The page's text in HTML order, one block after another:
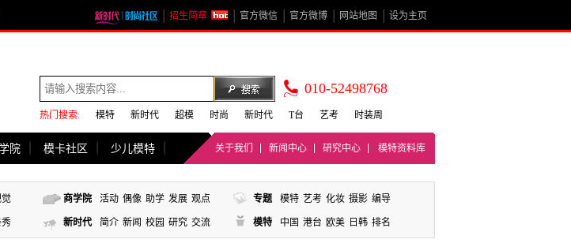
招生简章 官方微信 官方微博 网站地图 设为主页
010-52498768
热门搜索: 模特 新时代 超模 时尚 新时代 T台 艺考 时装周
院 模卡社区 少儿模特 关于我们 新闻中心 研究中心 模特资料库
商学院 活动 偶像 助学 发展 观点 专题 模特 艺考 化妆 摄影 编导
新时代 简介 新闻 校园 研究 交流 模特 中国 港台 欧美 日韩 排名